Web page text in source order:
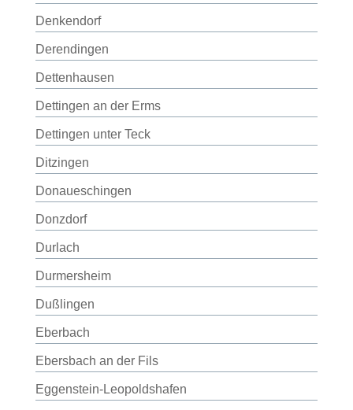
Denkendorf
Derendingen
Dettenhausen
Dettingen an der Erms
Dettingen unter Teck
Ditzingen
Donaueschingen
Donzdorf
Durlach
Durmersheim
Dußlingen
Eberbach
Ebersbach an der Fils
Eggenstein-Leopoldshafen